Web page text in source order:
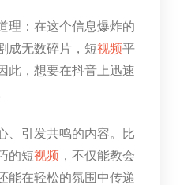
理：在这个信息爆炸的
成无数碎片，短视频平
此，想要在抖音上迅速
、引发共鸣的内容。比
的短视频 ，不仅能教会
能在轻松的氛围中传递